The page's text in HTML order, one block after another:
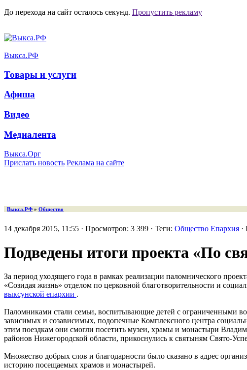
До перехода на сайт осталось секунд. Пропустить рекламу
Выкса.РФ
Товары и услуги
Афиша
Видео
Медиалента
Выкса.Орг
Прислать новость Реклама на сайте
Выкса.РФ » Общество
14 декабря 2015, 11:55 · Просмотров: 3 399 · Теги: Общество Епархия ·
Подведены итоги проекта «По
За период уходящего года в рамках реализации паломнического
«Созидая жизнь» отделом по церковной благотворительности и
выксунской епархии .
Паломниками стали семьи, воспитывающие детей с ограниченными
зависимых и созависимых, подопечные Комплексного центра
этим поездкам они смогли посетить музеи, храмы и монастыри
районов Нижегородской области, прикоснулись к святыням Свято-
Множество добрых слов и благодарности было сказано в адрес
историю посещаемых храмов и монастырей.